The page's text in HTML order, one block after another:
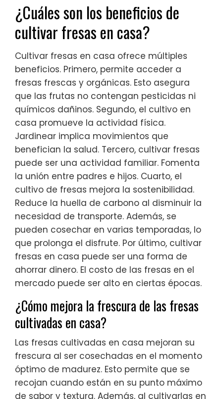
¿Cuáles son los beneficios de
cultivar fresas en casa?
Cultivar fresas en casa ofrece múltiples
beneficios. Primero, permite acceder a
fresas frescas y orgánicas. Esto asegura
que las frutas no contengan pesticidas ni
químicos dañinos. Segundo, el cultivo en
casa promueve la actividad física.
Jardinear implica movimientos que
benefician la salud. Tercero, cultivar fresas
puede ser una actividad familiar. Fomenta
la unión entre padres e hijos. Cuarto, el
cultivo de fresas mejora la sostenibilidad.
Reduce la huella de carbono al disminuir la
necesidad de transporte. Además, se
pueden cosechar en varias temporadas, lo
que prolonga el disfrute. Por último, cultivar
fresas en casa puede ser una forma de
ahorrar dinero. El costo de las fresas en el
mercado puede ser alto en ciertas épocas.
¿Cómo mejora la frescura de las fresas
cultivadas en casa?
Las fresas cultivadas en casa mejoran su
frescura al ser cosechadas en el momento
óptimo de madurez. Esto permite que se
recojan cuando están en su punto máximo
de sabor y textura. Además, al cultivarlas en